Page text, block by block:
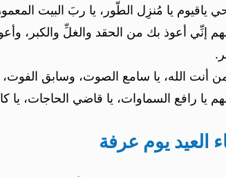
ياقيوم يا مُنزِل الطّور، يا ربَ البيت
إنِّي أعوذ بك من الحقد والغلِّ والكبر،
أنت الله، يا سامع الصوت، وسابق الفوت،
يا رافع السماوات، يا قاضي الحاجات،
العيد يوم عرفة